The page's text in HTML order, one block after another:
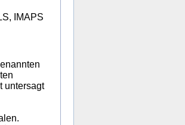
IMAPS
untersagt